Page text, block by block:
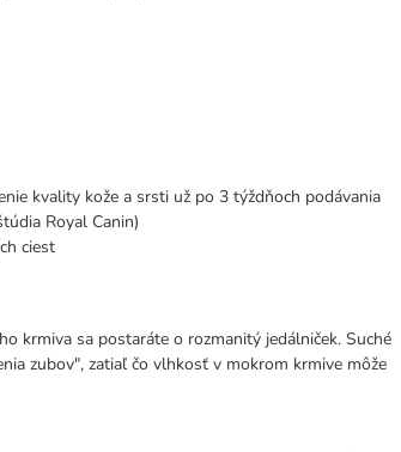
kvality kože a srsti už po 3 týždňoch podávania
Royal Canin)
ciest
krmiva sa postaráte o rozmanitý jedálniček. Suché
zubov", zatiaľ čo vlhkosť v mokrom krmive môže